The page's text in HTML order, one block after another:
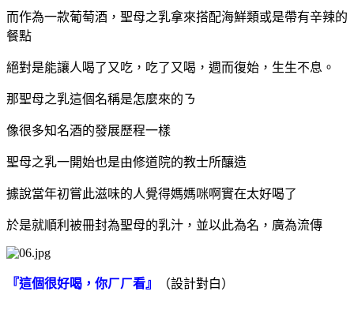
而作為一款葡萄酒，聖母之乳拿來搭配海鮮類或是帶有辛辣的
餐點
絕對是能讓人喝了又吃，吃了又喝，週而復始，生生不息。
那聖母之乳這個名稱是怎麼來的ㄋ
像很多知名酒的發展歷程一樣
聖母之乳一開始也是由修道院的教士所釀造
據說當年初嘗此滋味的人覺得媽媽咪啊實在太好喝了
於是就順利被冊封為聖母的乳汁，並以此為名，廣為流傳
『這個很好喝，你ㄏㄏ看』 （設計對白）